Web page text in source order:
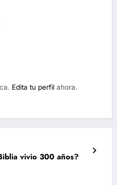
Edita tu perfil ahora.
vivio 300 años?